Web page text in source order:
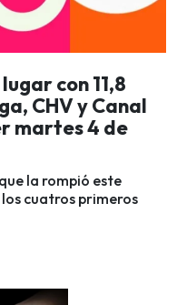
con 11,8
CHV y Canal
martes 4 de
la rompió este
cuatros primeros